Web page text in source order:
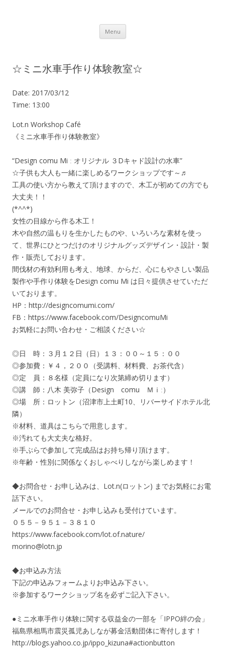
Menu Skip to content
☆ミニ水車手作り体験教室☆
Date: 2017/03/12
Time: 13:00
Lot.n Workshop Café
《ミニ水車手作り体験教室》
“Design comu Mi ː オリジナル ３Dキャド設計の水車”
☆子供も大人も一緒に楽しめるワークショップです～♬
工具の使い方から教えて頂けますので、木工が初めての方でも
大丈夫！！
(*^^*)
女性の目線から作る木工！
木や自然の温もりを生かしたものや、いろいろな素材を使っ
て、世界にひとつだけのオリジナルグッズデザイン・設計・製
作・販売しております。
間伐材の有効利用も考え、地球、からだ、心にもやさしい製品
製作や手作り体験をDesign comu Mi は日々提供させていただ
いております。
HP：http://designcomumi.com/
FB：https://www.facebook.com/DesigncomuMi
お気軽にお問い合わせ・ご相談ください☆
◎日 時：３月１２日（日）１３：００～１５：００
◎参加費：￥４，２００（受講料、材料費、お茶代含）
◎定 員：８名様（定員になり次第締め切ります）
◎講 師：八木 美弥子（Design comu Ｍｉː）
◎場 所：ロットン（沼津市上土町10、リバーサイドホテル北
隣）
※材料、道具はこちらで用意します。
※汚れても大丈夫な格好。
※手ぶらで参加して完成品はお持ち帰り頂けます。
※年齢・性別に関係なくおしゃべりしながら楽しめます！
◆お問合せ・お申し込みは、Lot.n(ロットン) までお気軽にお電
話下さい。
メールでのお問合せ・お申し込みも受付けています。
０５５－９５１－３８１０
https://www.facebook.com/lot.of.nature/
morino@lotn.jp
◆お申込み方法
下記の申込みフォームよりお申込み下さい。
※参加するワークショップ名を必ずご記入下さい。
●ミニ水車手作り体験に関する収益金の一部を「IPPO絆の会」
福島県相馬市震災孤児あしなが募金活動団体に寄付します！
http://blogs.yahoo.co.jp/ippo_kizuna#actionbutton